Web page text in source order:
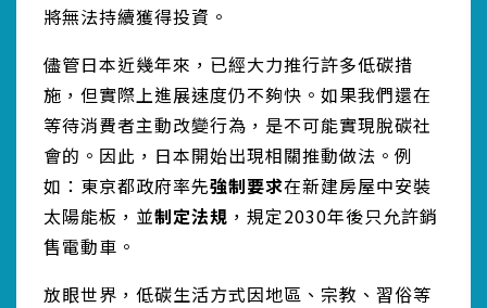
將無法持續獲得投資。
儘管日本近幾年來，已經大力推行許多低碳措
施，但實際上進展速度仍不夠快。如果我們還在
等待消費者主動改變行為，是不可能實現脫碳社
會的。因此，日本開始出現相關推動做法。例
如：東京都政府率先強制要求在新建房屋中安裝
太陽能板，並制定法規 ，規定2030年後只允許銷
售電動車。
放眼世界，低碳生活方式因地區、宗教、習俗等